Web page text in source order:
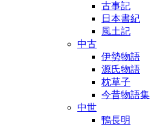
古事記
日本書紀
風土記
中古
伊勢物語
源氏物語
枕草子
今昔物語集
中世
鴨長明